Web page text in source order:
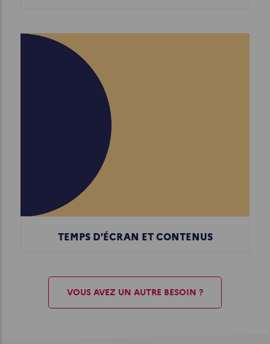
TEMPS D'ÉCRAN ET CONTENUS
VOUS AVEZ UN AUTRE BESOIN ?